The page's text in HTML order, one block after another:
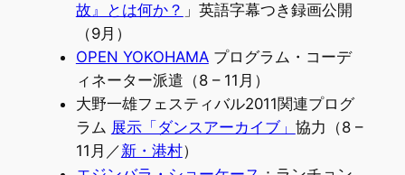
故』とは何か？ 」英語字幕つき録画公開
（9月）
OPEN YOKOHAMAプログラム・コーデ
ィネーター派遣（8 – 11月）
大野一雄フェスティバル2011関連プログ
ラム 展示「ダンスアーカイブ」 協力（8 –
11月／新・港村）